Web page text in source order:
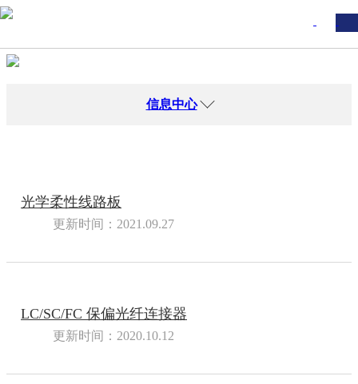
信息中心
光学柔性线路板
更新时间：2021.09.27
LC/SC/FC 保偏光纤连接器
更新时间：2020.10.12